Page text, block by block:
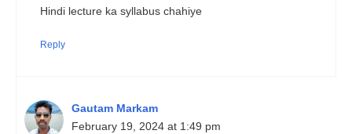
Hindi lecture ka syllabus chahiye
Reply
Gautam Markam
February 19, 2024 at 1:49 pm